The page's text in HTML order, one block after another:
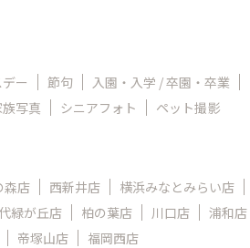
ー 節句
入園・入学 / 卒園・卒業
族写真 シニアフォト ペット撮影
森店 西新井店 横浜みなとみらい店
緑が丘店 柏の葉店 川口店 浦和店
帝塚山店 福岡西店